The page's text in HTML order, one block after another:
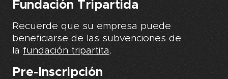
Fundación Tripartida
Recuerde que su empresa puede
beneficiarse de las subvenciones de
la fundación tripartita .
Pre-Inscripción